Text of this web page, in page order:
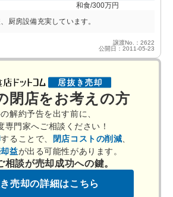
和食/300万円
厨房設備充実しています。
譲渡No.：2622
公開日：2011-05-23
閉店をお考えの方
解約予告を出す前に、
専門家へご相談ください！
することで、 閉店コストの削減
益が出る可能性があります。
相談が売却成功への鍵。
売却の詳細はこちら